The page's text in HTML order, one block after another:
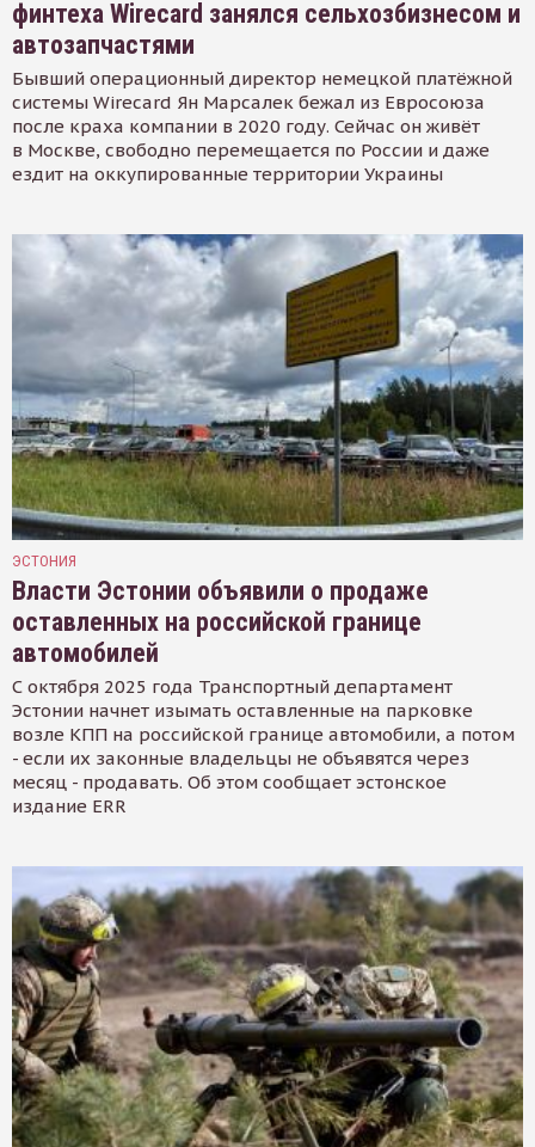
финтеха Wirecard занялся сельхозбизнесом и
автозапчастями
Бывший операционный директор немецкой платёжной
системы Wirecard Ян Марсалек бежал из Евросоюза
после краха компании в 2020 году. Сейчас он живёт
в Москве, свободно перемещается по России и даже
ездит на оккупированные территории Украины
ЭСТОНИЯ
Власти Эстонии объявили о продаже
оставленных на российской границе
автомобилей
С октября 2025 года Транспортный департамент
Эстонии начнет изымать оставленные на парковке
возле КПП на российской границе автомобили, а потом
- если их законные владельцы не объявятся через
месяц - продавать. Об этом сообщает эстонское
издание ERR